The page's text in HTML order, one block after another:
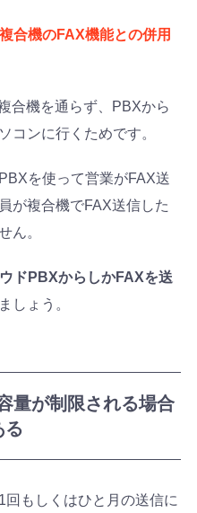
複合機のFAX機能との併用
合機を通らず、PBXから
コンに行くためです。
を使って営業がFAX送
が複合機でFAX送信した
ん。
ドPBXからしかFAXを送
しょう。
量が制限される場合
る
もしくはひと月の送信に